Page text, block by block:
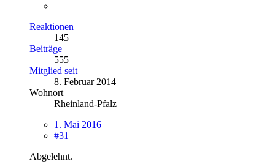
Reaktionen
145
Beiträge
555
Mitglied seit
8. Februar 2014
Wohnort
Rheinland-Pfalz
1. Mai 2016
#31
Abgelehnt.